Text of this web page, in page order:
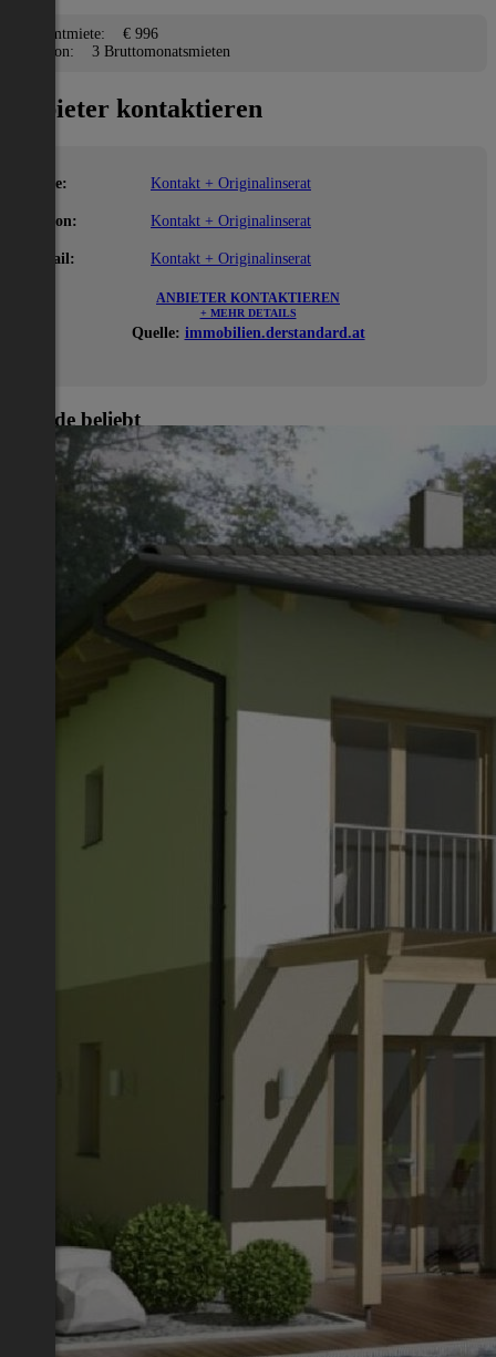
Gesamtmiete:
€ 996
Kaution:
3 Bruttomonatsmieten
Anbieter kontaktieren
Name: Kontakt + Originalinserat
Telefon: Kontakt + Originalinserat
E-Mail: Kontakt + Originalinserat
ANBIETER KONTAKTIEREN
+ MEHR DETAILS
Quelle: immobilien.derstandard.at
Gerade beliebt